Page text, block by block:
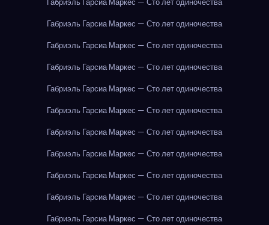
Габриэль Гарсиа Маркес — Сто лет одиночества
Габриэль Гарсиа Маркес — Сто лет одиночества
Габриэль Гарсиа Маркес — Сто лет одиночества
Габриэль Гарсиа Маркес — Сто лет одиночества
Габриэль Гарсиа Маркес — Сто лет одиночества
Габриэль Гарсиа Маркес — Сто лет одиночества
Габриэль Гарсиа Маркес — Сто лет одиночества
Габриэль Гарсиа Маркес — Сто лет одиночества
Габриэль Гарсиа Маркес — Сто лет одиночества
Габриэль Гарсиа Маркес — Сто лет одиночества